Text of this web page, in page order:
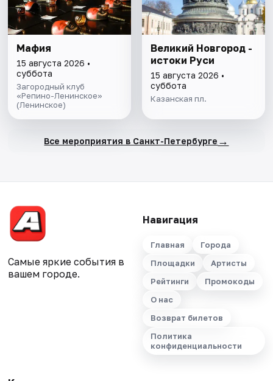
Мафия
15 августа 2026 •
суббота
Загородный клуб
«Репино-Ленинское»
(Ленинское)
Великий Новгород -
истоки Руси
15 августа 2026 •
суббота
Казанская пл.
Все мероприятия в Санкт-Петербурге →
Самые яркие события в
вашем городе.
Навигация
Главная
Города
Площадки
Артисты
Рейтинги
Промокоды
О нас
Возврат билетов
Политика
конфиденциальности